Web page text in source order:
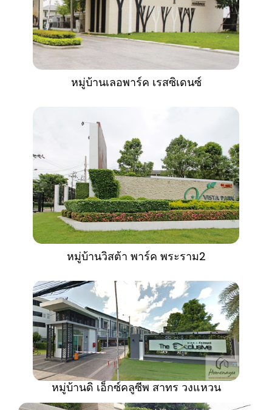
หมู่บ้านเลอพาร์ค เรสซิเดนซ์
หมู่บ้านวิสต้า พาร์ค พระราม2
หมู่บ้านดิ เอ็กซ์คลูซีพ สาทร วงแหวน